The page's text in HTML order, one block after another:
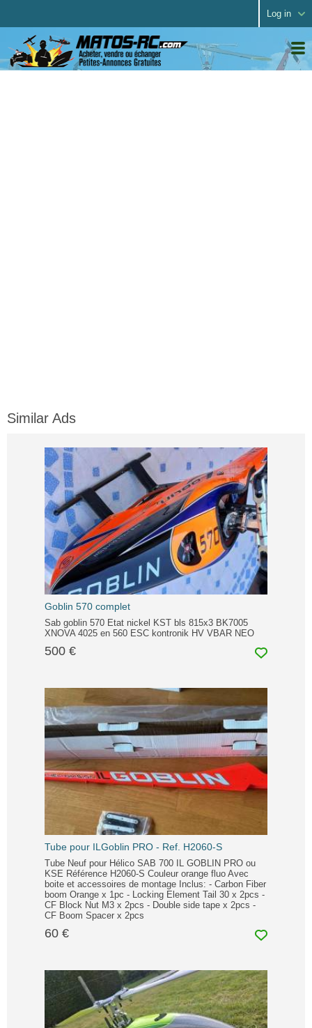
Log in
Similar Ads
Goblin 570 complet
Sab goblin 570 Etat nickel KST bls 815x3 BK7005
XNOVA 4025 en 560 ESC kontronik HV VBAR NEO
500 €
Tube pour ILGoblin PRO - Ref. H2060-S
Tube Neuf pour Hélico SAB 700 IL GOBLIN PRO ou
KSE Référence H2060-S Couleur orange fluo Avec
boite et accessoires de montage Inclus: - Carbon Fiber
boom Orange x 1pc - Locking Element Tail 30 x 2pcs -
CF Block Nut M3 x 2pcs - Double side tape x 2pcs -
CF Boom Spacer x 2pcs
60 €